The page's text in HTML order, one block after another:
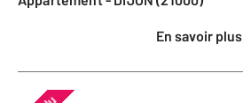
En savoir plus